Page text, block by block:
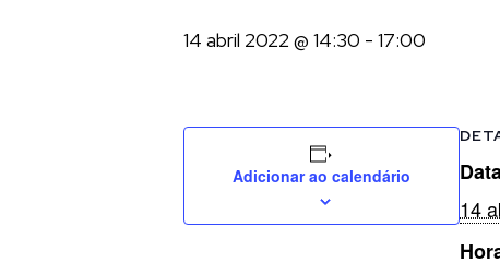
14 abril 2022 @ 14:30 - 17:00
Adicionar ao calendário
14